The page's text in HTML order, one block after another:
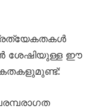
ശേഷിയുള്ള ഈ